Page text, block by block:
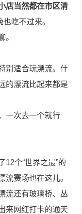
店当然都在市区清
吃不过来。
。
别适合玩漂流。什
的漂流比起来都是
一次去一个就行
12个“世界之最”的
流赛场也在这儿。
流还有玻璃桥、丛
来网红打卡的通天